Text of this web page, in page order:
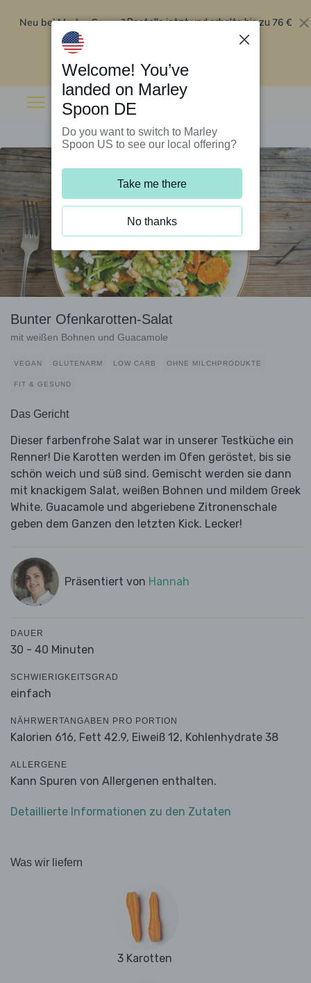
Neu bei Marley Spoon?Bestelle jetzt und erhalte bis zu 76 €
Rabatt auf deine ersten fünf Boxen
Bunter Ofenkarotten-Salat
mit weißen Bohnen und Guacamole
VEGAN GLUTENARM LOW CARB OHNE MILCHPRODUKTE
FIT & GESUND
Das Gericht
Dieser farbenfrohe Salat war in unserer Testküche ein
Renner! Die Karotten werden im Ofen geröstet, bis sie
schön weich und süß sind. Gemischt werden sie dann
mit knackigem Salat, weißen Bohnen und mildem Greek
White. Guacamole und abgeriebene Zitronenschale
geben dem Ganzen den letzten Kick. Lecker!
Präsentiert von Hannah
DAUER
30 - 40 Minuten
SCHWIERIGKEITSGRAD
einfach
NÄHRWERTANGABEN PRO PORTION
Kalorien 616, Fett 42.9, Eiweiß 12, Kohlenhydrate 38
ALLERGENE
Kann Spuren von Allergenen enthalten.
Detaillierte Informationen zu den Zutaten
Was wir liefern
3 Karotten
Welcome! You’ve
landed on Marley
Spoon DE
Do you want to switch to Marley
Spoon US to see our local offering?
Take me there
No thanks